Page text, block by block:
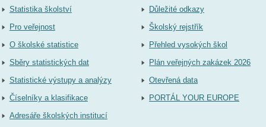
Statistika školství
Pro veřejnost
O školské statistice
Sběry statistických dat
Statistické výstupy a analýzy
Číselníky a klasifikace
Adresáře školských institucí
Důležité odkazy
Školský rejstřík
Přehled vysokých škol
Plán veřejných zakázek 2026
Otevřená data
PORTÁL YOUR EUROPE